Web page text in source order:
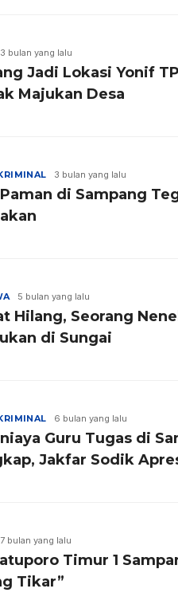
3 bulan yang lalu
Jadi Lokasi Yonif
Majukan Desa
3 bulan yang lalu
di Sampang
5 bulan yang lalu
Hilang, Seorang
di Sungai
6 bulan yang lalu
Guru Tugas di
Jakfar Sodik
7 bulan yang lalu
Timur 1
Tikar”